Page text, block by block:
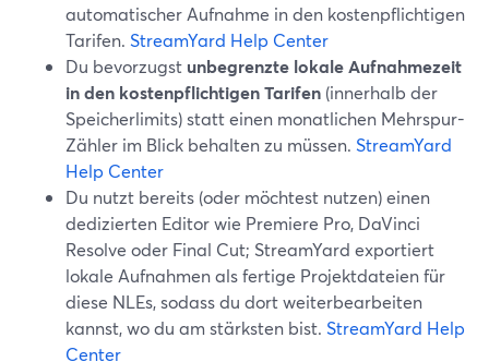
automatischer Aufnahme in den kostenpflichtigen
Tarifen. StreamYard Help Center
Du bevorzugst unbegrenzte lokale Aufnahmezeit
in den kostenpflichtigen Tarifen (innerhalb der
Speicherlimits) statt einen monatlichen Mehrspur-
Zähler im Blick behalten zu müssen. StreamYard
Help Center
Du nutzt bereits (oder möchtest nutzen) einen
dedizierten Editor wie Premiere Pro, DaVinci
Resolve oder Final Cut; StreamYard exportiert
lokale Aufnahmen als fertige Projektdateien für
diese NLEs, sodass du dort weiterbearbeiten
kannst, wo du am stärksten bist. StreamYard Help
Center